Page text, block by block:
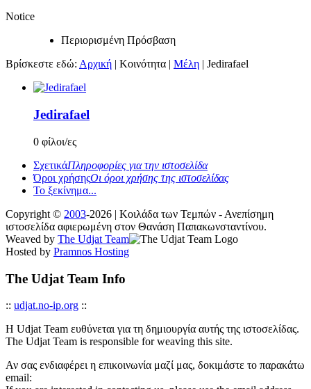
Notice
Περιορισμένη Πρόσβαση
Βρίσκεστε εδώ: Αρχική | Κοινότητα | Μέλη | Jedirafael
Jedirafael
0 φίλοι/ες
ΣχετικάΠληροφορίες για την ιστοσελίδα
Όροι χρήσηςΟι όροι χρήσης της ιστοσελίδας
Το ξεκίνημα...
Copyright © 2003-2026 | Κοιλάδα των Τεμπών - Ανεπίσημη
ιστοσελίδα αφιερωμένη στον Θανάση Παπακωνσταντίνου.
Weaved by The Udjat Team
Hosted by Pramnos Hosting
The Udjat Team Info
:: udjat.no-ip.org ::
Η Udjat Team ευθύνεται για τη δημιουργία αυτής της ιστοσελίδας.
The Udjat Team is responsible for weaving this site.
Αν σας ενδιαφέρει η επικοινωνία μαζί μας, δοκιμάστε το παρακάτω
email: